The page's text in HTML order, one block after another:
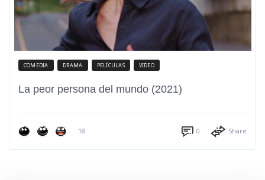
COMEDIA DRAMA PELÍCULAS VIDEO
La peor persona del mundo (2021)
18 0 Share